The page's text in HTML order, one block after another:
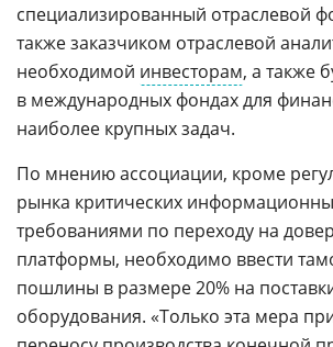
специализированный отраслевой
также заказчиком отраслевой
необходимой инвесторам, а также
в международных фондах для
наиболее крупных задач.
По мнению ассоциации, кроме
рынка критических
требованиями по переходу на
платформы, необходимо ввести
пошлины в размере 20% на
оборудования. «Только эта мера